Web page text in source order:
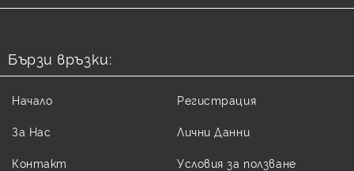
Бързи връзки:
Начало
За Нас
Контакт
Регистрация
Лични Данни
Условия за ползване